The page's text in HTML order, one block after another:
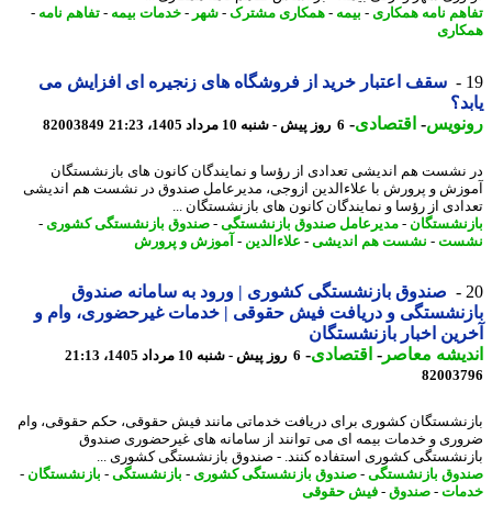
نامه همکاری- بیمه -همکاری مشترک- شهر -خدمات بیمه -تفاهم نامه -
سقف اعتبار خرید از فروشگاه های زنجیره ای افزایش می
-اقتصادی-6 روز پیش - شنبه 10 مرداد 1405، 21:23 82003849
هم اندیشی تعدادی از رؤسا و نمایندگان کانون های بازنشستگان
و پرورش با علاءالدین ازوجی، مدیرعامل صندوق در نشست هم اندیشی
از رؤسا و نمایندگان کانون های بازنشستگان ...
-مدیرعامل صندوق بازنشستگی-صندوق بازنشستگی کشوری-
-نشست هم اندیشی-علاءالدین-آموزش و پرورش
صندوق بازنشستگی کشوری | ورود به سامانه صندوق
و دریافت فیش حقوقی | خدمات غیرحضوری، وام و
اخبار بازنشستگان
معاصر-اقتصادی-6 روز پیش - شنبه 10 مرداد 1405، 21:13
کشوری برای دریافت خدماتی مانند فیش حقوقی، حکم حقوقی، وام
و خدمات بیمه ای می توانند از سامانه های غیرحضوری صندوق
کشوری استفاده کنند. - صندوق بازنشستگی کشوری ...
بازنشستگی-صندوق بازنشستگی کشوری- بازنشستگی-بازنشستگان-
-صندوق-فیش حقوقی